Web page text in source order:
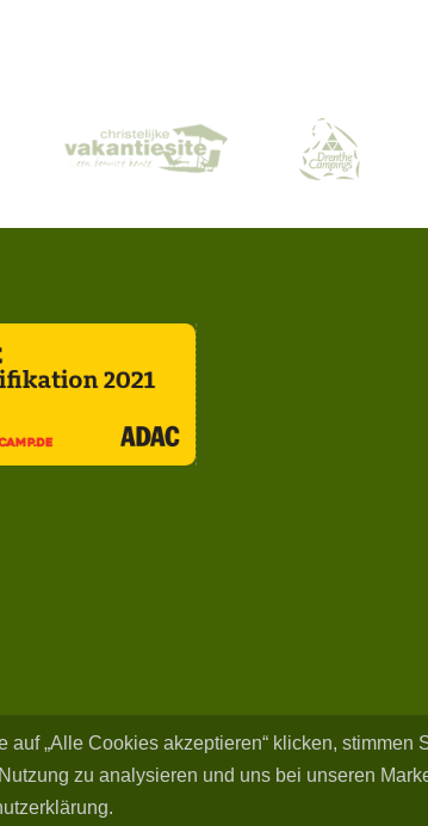
auf „Alle Cookies akzeptieren“ klicken,
zu analysieren und uns bei unseren